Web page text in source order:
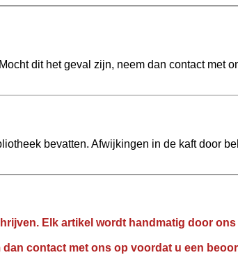
dit het geval zijn, neem dan contact met
bevatten. Afwijkingen in de kaft door
Elk artikel wordt handmatig door
contact met ons op voordat u een